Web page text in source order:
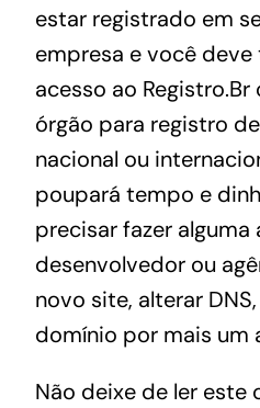
estar registrado em
empresa e você
acesso ao
órgão para registro
nacional ou
poupará tempo e
precisar fazer
desenvolvedor ou
novo site, alterar
domínio por mais um
Não deixe de ler este